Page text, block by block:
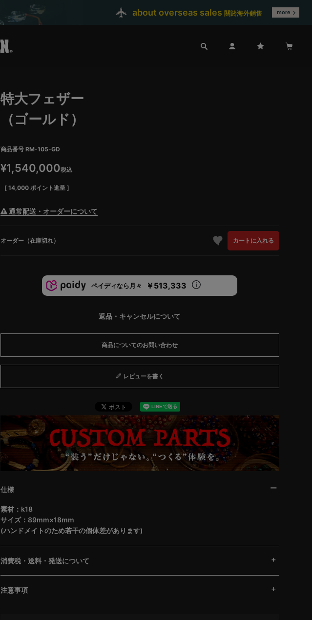
about overseas sales 關於海外銷售 more
特大フェザー
（ゴールド）
商品番号 RM-105-GD
¥1,540,000税込
[ 14,000 ポイント進呈 ]
通常配送・オーダーについて
オーダー（在庫切れ） カートに入れる
ペイディなら月々 ￥513,333
返品・キャンセルについて
商品についてのお問い合わせ
レビューを書く
仕様
素材：k18
サイズ：89mm×18mm
(ハンドメイトのため若干の個体差があります)
消費税・送料・発送について
注意事項